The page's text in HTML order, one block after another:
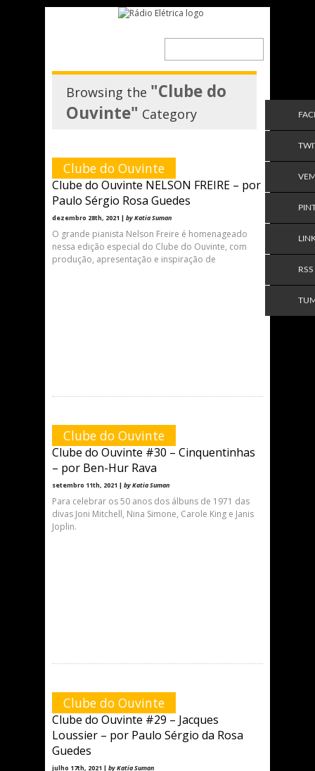
Browsing the "Clube do
Ouvinte" Category
Clube do Ouvinte
Clube do Ouvinte NELSON FREIRE – por
Paulo Sérgio Rosa Guedes
dezembro 28th, 2021 | by Katia Suman
O grande pianista Nelson Freire é homenageado
nessa edição especial do Clube do Ouvinte, com
produção, apresentação e inspiração de
Clube do Ouvinte
Clube do Ouvinte #30 – Cinquentinhas
– por Ben-Hur Rava
setembro 11th, 2021 | by Katia Suman
Para celebrar os 50 anos dos álbuns de 1971 das
divas Joni Mitchell, Nina Simone, Carole King e Janis
Joplin.
Clube do Ouvinte
Clube do Ouvinte #29 – Jacques
Loussier – por Paulo Sérgio da Rosa
Guedes
julho 17th, 2021 | by Katia Suman
RSS